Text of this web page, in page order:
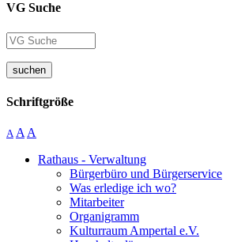
VG Suche
suchen
Schriftgröße
A A A
Rathaus - Verwaltung
Bürgerbüro und Bürgerservice
Was erledige ich wo?
Mitarbeiter
Organigramm
Kulturraum Ampertal e.V.